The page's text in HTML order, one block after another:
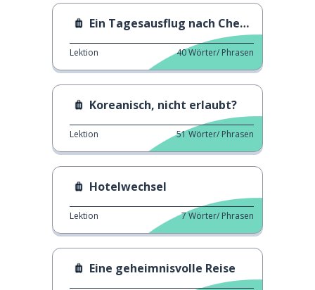
Ein Tagesausflug nach Cheongju
Lektion 40Wörter/ Phrasen
Koreanisch, nicht erlaubt?
Lektion 51Wörter/ Phrasen
Hotelwechsel
Lektion 7Wörter/ Phrasen
Eine geheimnisvolle Reise